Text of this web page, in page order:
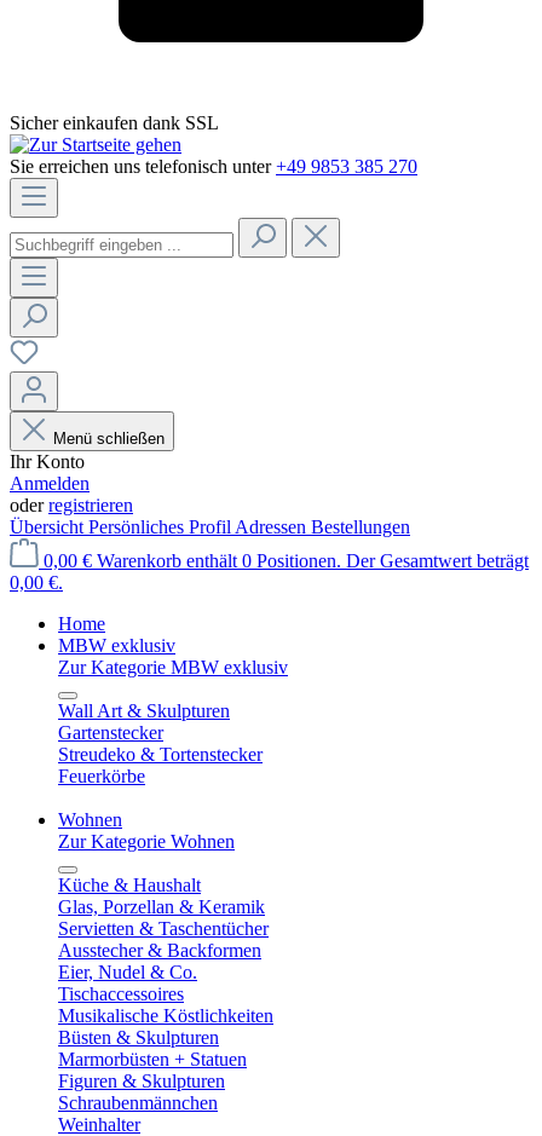
Sicher einkaufen dank SSL
Sie erreichen uns telefonisch unter +49 9853 385 270
Menü schließen
Ihr Konto
Anmelden
oderregistrieren
Übersicht Persönliches Profil Adressen Bestellungen
0,00 € Warenkorb enthält 0 Positionen. Der Gesamtwert beträgt
0,00 €.
Home
MBW exklusiv
Zur Kategorie MBW exklusiv
Wall Art & Skulpturen
Gartenstecker
Streudeko & Tortenstecker
Feuerkörbe
Wohnen
Zur Kategorie Wohnen
Küche & Haushalt
Glas, Porzellan & Keramik
Servietten & Taschentücher
Ausstecher & Backformen
Eier, Nudel & Co.
Tischaccessoires
Musikalische Köstlichkeiten
Büsten & Skulpturen
Marmorbüsten + Statuen
Figuren & Skulpturen
Schraubenmännchen
Weinhalter